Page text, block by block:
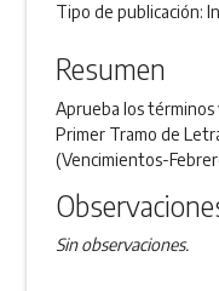
Tipo de publicación:
Resumen
Aprueba los términos
Primer Tramo de
(Vencimientos-
Sin observaciones.